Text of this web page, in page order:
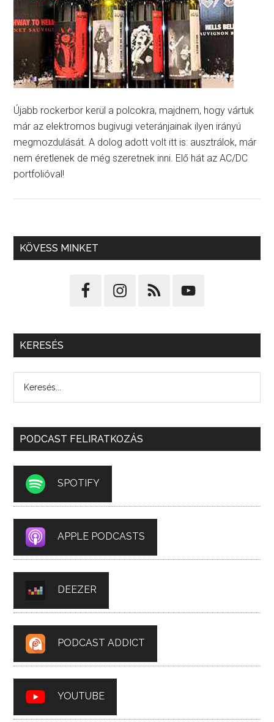
Újabb rockerbor kerül a polcokra, majdnem, hogy vártuk
már az elektromos bugivugi veteránjainak ilyen irányú
megmozdulását. A dolog adott volt itt is: ausztrálok, már
nem éretlenek de még szeretnek inni. Elő hát az AC/DC
portfolióval!
KÖVESS MINKET
KERESÉS
PODCAST FELIRATKOZÁS
SPOTIFY
APPLE PODCASTS
DEEZER
PODCAST ADDICT
YOUTUBE